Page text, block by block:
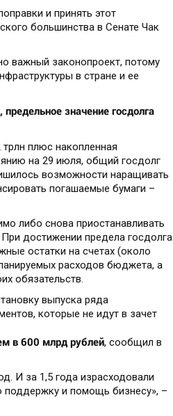
и принять этот
большинства в Сенате Чак
важный законопроект, потому
в стране и ее
значение госдолга
плюс накопленная
на 29 июля, общий госдолг
возможности наращивать
погашаемые бумаги –
либо снова приостанавливать
достижении предела госдолга
остатки на счетах (около
расходов бюджета, а
обязательств.
выпуска ряда
которые не идут в зачет
в 600 млрд рублей, сообщил в
И за 1,5 года израсходовали
поддержку и помощь бизнесу», –